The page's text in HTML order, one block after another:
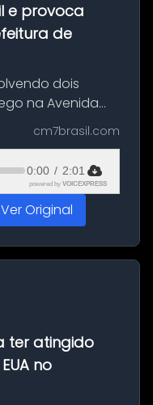
e provoca
de
dois
na Avenida
segunda-feira
Prefeitura de
ter...
cm7brasil.com
0:00 / 2:01
powered by VOICEXPRESS
Ver Original
ter atingido
no